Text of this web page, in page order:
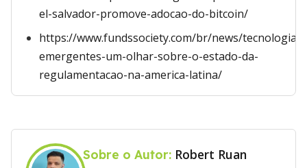
el-salvador-promove-adocao-do-bitcoin/
https://www.fundssociety.com/br/news/tecnologias-
emergentes-um-olhar-sobre-o-estado-da-
regulamentacao-na-america-latina/
Sobre o Autor: Robert Ruan